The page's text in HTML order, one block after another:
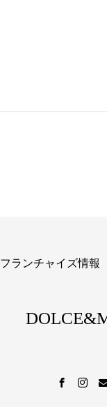
フランチャイズ情報